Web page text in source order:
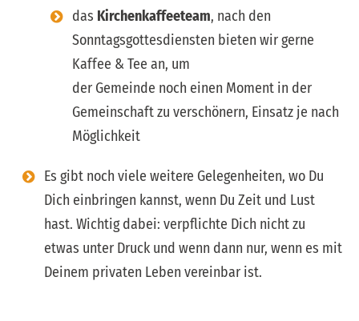
das Kirchenkaffeeteam, nach den
Sonntagsgottesdiensten bieten wir gerne
Kaffee & Tee an, um
der Gemeinde noch einen Moment in der
Gemeinschaft zu verschönern, Einsatz je nach
Möglichkeit
Es gibt noch viele weitere Gelegenheiten, wo Du
Dich einbringen kannst, wenn Du Zeit und Lust
hast. Wichtig dabei: verpflichte Dich nicht zu
etwas unter Druck und wenn dann nur, wenn es mit
Deinem privaten Leben vereinbar ist.